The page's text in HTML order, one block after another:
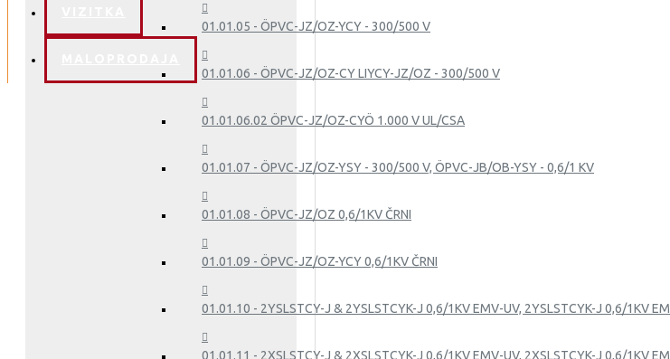
01.01.05 - ÖPVC-JZ/OZ-YCY - 300/500 V
01.01.06 - ÖPVC-JZ/OZ-CY LIYCY-JZ/OZ - 300/500 V
01.01.06.02 ÖPVC-JZ/OZ-CYÖ 1.000 V UL/CSA
01.01.07 - ÖPVC-JZ/OZ-YSY - 300/500 V, ÖPVC-JB/OB-YSY - 0,6/1 KV
01.01.08 - ÖPVC-JZ/OZ 0,6/1KV ČRNI
01.01.09 - ÖPVC-JZ/OZ-YCY 0,6/1KV ČRNI
01.01.10 - 2YSLSTCY-J & 2YSLSTCYK-J 0,6/1KV EMV-UV, 2YSLSTCYK-J 0,6/1KV EM
01.01.11 - 2XSLSTCY-J & 2XSLSTCYK-J 0,6/1KV EMV-UV, 2XSLSTCYK-J 0,6/1KV EM